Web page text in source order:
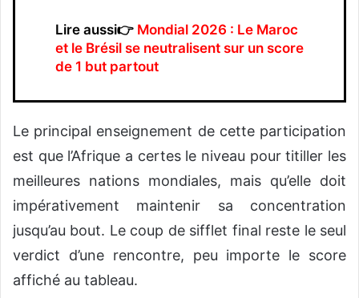
Lire aussi👉 Mondial 2026 : Le Maroc
et le Brésil se neutralisent sur un score
de 1 but partout
​Le principal enseignement de cette participation
est que l’Afrique a certes le niveau pour titiller les
meilleures nations mondiales, mais qu’elle doit
impérativement maintenir sa concentration
jusqu’au bout. Le coup de sifflet final reste le seul
verdict d’une rencontre, peu importe le score
affiché au tableau.